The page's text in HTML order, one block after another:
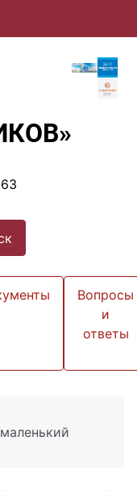
Вопросы
и
ответы